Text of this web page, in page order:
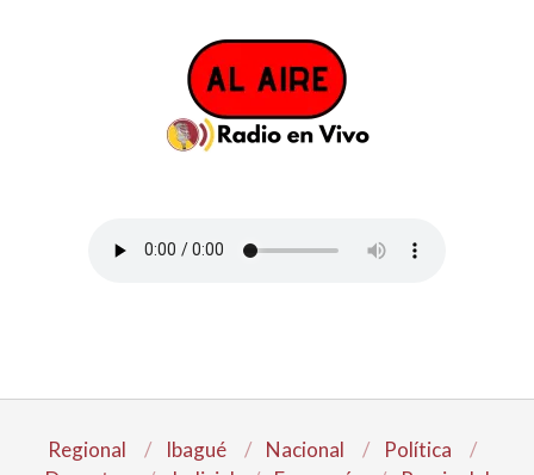
Regional Ibagué Nacional
Política